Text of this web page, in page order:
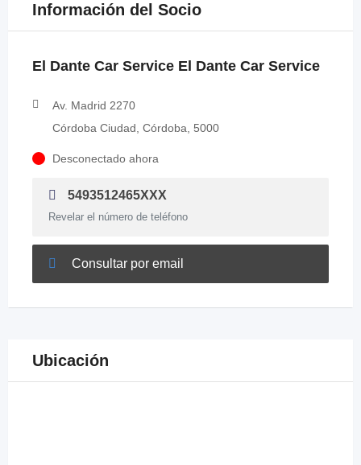
Información del Socio
El Dante Car Service El Dante Car Service
Av. Madrid 2270
Córdoba Ciudad, Córdoba, 5000
Desconectado ahora
5493512465XXX
Revelar el número de teléfono
Consultar por email
Ubicación